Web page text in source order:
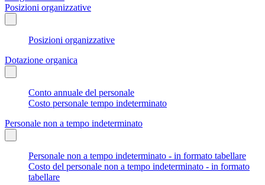
Posizioni organizzative
Posizioni organizzative
Dotazione organica
Conto annuale del personale
Costo personale tempo indeterminato
Personale non a tempo indeterminato
Personale non a tempo indeterminato - in formato tabellare
Costo del personale non a tempo indeterminato - in formato
tabellare